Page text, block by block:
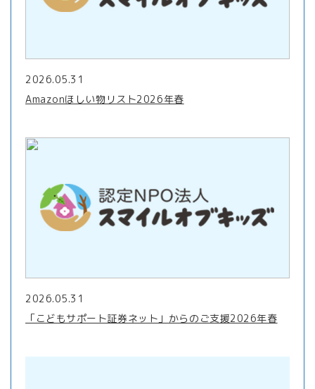
2026.05.31
Amazonほしい物リスト2026年春
2026.05.31
「こどもサポート証券ネット」からのご支援2026年春